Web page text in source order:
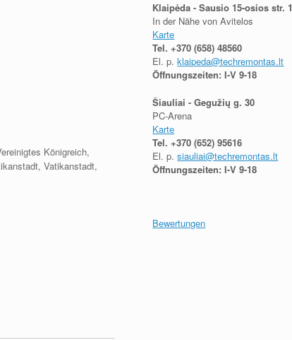
Königreich,
Vatikanstadt,
Klaipėda - Sausio 15-osios str.
In der Nähe von Avitelos
Karte
Tel.+370 (658) 48560
El. p.klaipeda@techremontas.lt
Öffnungszeiten: I-V 9-18
Šiauliai - Gegužių g. 30
PC-Arena
Karte
Tel.+370 (652) 95616
El. p.siauliai@techremontas.lt
Öffnungszeiten: I-V 9-18
Bewertungen